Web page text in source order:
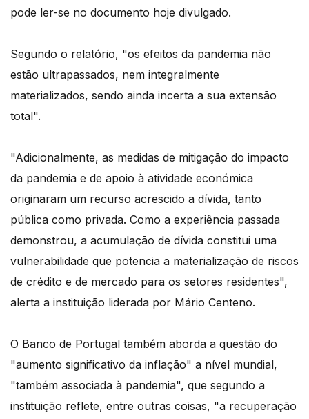
pode ler-se no documento hoje divulgado.
Segundo o relatório, "os efeitos da pandemia não
estão ultrapassados, nem integralmente
materializados, sendo ainda incerta a sua extensão
total".
"Adicionalmente, as medidas de mitigação do impacto
da pandemia e de apoio à atividade económica
originaram um recurso acrescido a dívida, tanto
pública como privada. Como a experiência passada
demonstrou, a acumulação de dívida constitui uma
vulnerabilidade que potencia a materialização de riscos
de crédito e de mercado para os setores residentes",
alerta a instituição liderada por Mário Centeno.
O Banco de Portugal também aborda a questão do
"aumento significativo da inflação" a nível mundial,
"também associada à pandemia", que segundo a
instituição reflete, entre outras coisas, "a recuperação